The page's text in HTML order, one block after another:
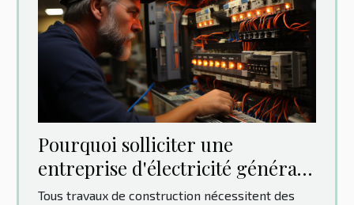
Pourquoi solliciter une
entreprise d'électricité générale
?
Tous travaux de construction nécessitent des